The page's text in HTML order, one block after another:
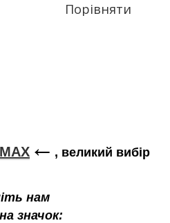
Порівняти
← , великий вибір
нам
значок: